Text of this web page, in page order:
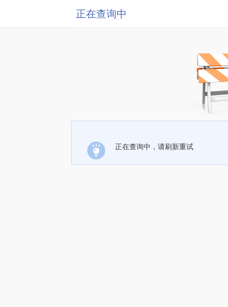
正在查询中
正在查询中，请刷新重试